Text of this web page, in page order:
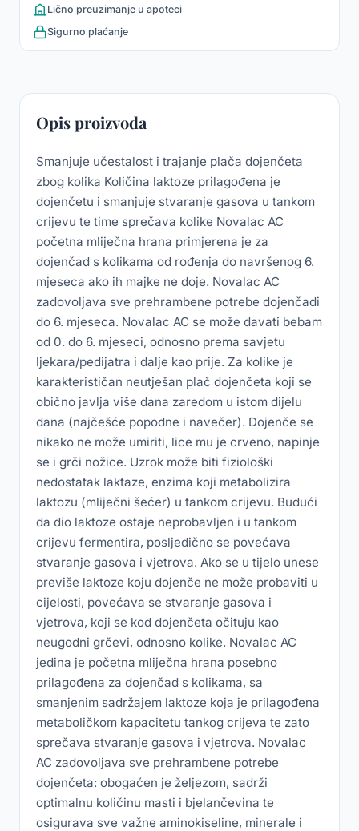
Lično preuzimanje u apoteci
Sigurno plaćanje
Opis proizvoda
Smanjuje učestalost i trajanje plača dojenčeta
zbog kolika Količina laktoze prilagođena je
dojenčetu i smanjuje stvaranje gasova u tankom
crijevu te time sprečava kolike Novalac AC
početna mliječna hrana primjerena je za
dojenčad s kolikama od rođenja do navršenog 6.
mjeseca ako ih majke ne doje. Novalac AC
zadovoljava sve prehrambene potrebe dojenčadi
do 6. mjeseca. Novalac AC se može davati bebam
od 0. do 6. mjeseci, odnosno prema savjetu
ljekara/pedijatra i dalje kao prije. Za kolike je
karakterističan neutješan plač dojenčeta koji se
obično javlja više dana zaredom u istom dijelu
dana (najčešće popodne i navečer). Dojenče se
nikako ne može umiriti, lice mu je crveno, napinje
se i grči nožice. Uzrok može biti fiziološki
nedostatak laktaze, enzima koji metabolizira
laktozu (mliječni šećer) u tankom crijevu. Budući
da dio laktoze ostaje neprobavljen i u tankom
crijevu fermentira, posljedično se povećava
stvaranje gasova i vjetrova. Ako se u tijelo unese
previše laktoze koju dojenče ne može probaviti u
cijelosti, povećava se stvaranje gasova i
vjetrova, koji se kod dojenčeta očituju kao
neugodni grčevi, odnosno kolike. Novalac AC
jedina je početna mliječna hrana posebno
prilagođena za dojenčad s kolikama, sa
smanjenim sadržajem laktoze koja je prilagođena
metaboličkom kapacitetu tankog crijeva te zato
sprečava stvaranje gasova i vjetrova. Novalac
AC zadovoljava sve prehrambene potrebe
dojenčeta: obogaćen je željezom, sadrži
optimalnu količinu masti i bjelančevina te
osigurava sve važne aminokiseline, minerale i